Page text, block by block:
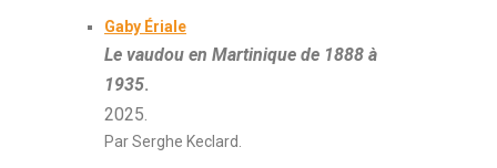
Gaby Ériale
Le vaudou en Martinique de 1888 à
1935.
2025.
Par Serghe Keclard.